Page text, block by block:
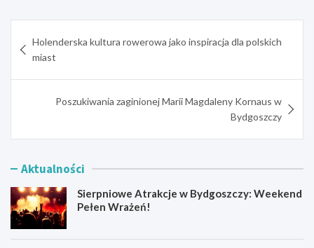
wpisu
Holenderska kultura rowerowa jako inspiracja dla polskich
miast
Poszukiwania zaginionej Marii Magdaleny Kornaus w
Bydgoszczy
Aktualności
Sierpniowe Atrakcje w Bydgoszczy: Weekend
Pełen Wrażeń!